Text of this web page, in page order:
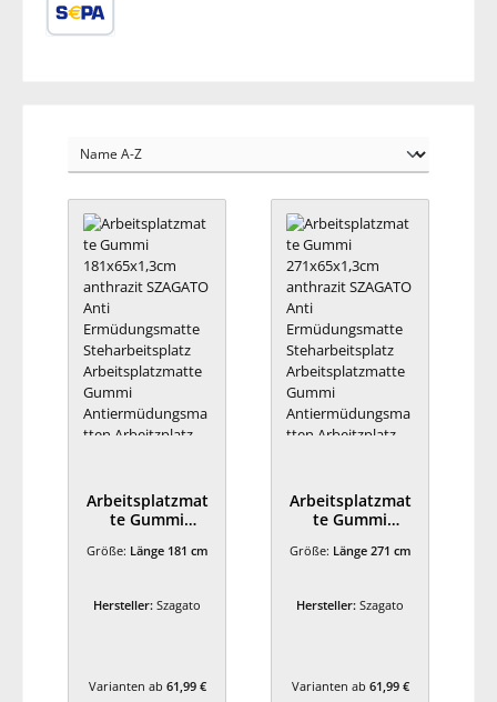
Arbeitsplatzmat
te Gummi
anthrazit
e
Antiermüdungs
Größe: Länge 181 cm
Hersteller: Szagato
Varianten ab 61,99 €
Arbeitsplatzmat
te Gummi
anthrazit
e
Antiermüdungs
Größe: Länge 271 cm
Hersteller: Szagato
Varianten ab 61,99 €